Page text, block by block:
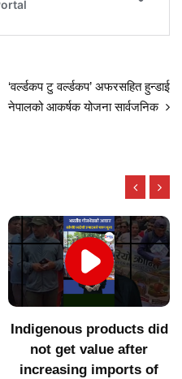
‘वर्ल्डकप टु वर्ल्डकप’ अफरसहित हुन्डाई
नेपालको आकर्षक योजना सार्वजनिक
Indigenous products did
not get value after
increasing imports of